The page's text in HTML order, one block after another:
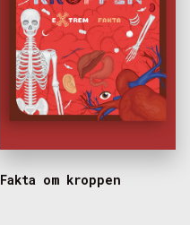
Fakta om kroppen